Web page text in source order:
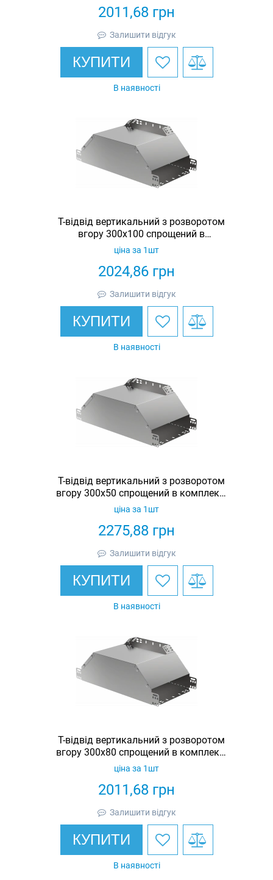
2011,68 грн
Залишити відгук
КУПИТИ
В наявності
Т-відвід вертикальний з розворотом
вгору 300х100 спрощений в
комплекті з кришкою IEK
2024,86 грн
ціна за 1шт
Залишити відгук
КУПИТИ
В наявності
Т-відвід вертикальний з розворотом
вгору 300х50 спрощений в комплекті
з кришкою IEK
2275,88 грн
ціна за 1шт
Залишити відгук
КУПИТИ
В наявності
Т-відвід вертикальний з розворотом
вгору 300х80 спрощений в комплекті
з кришкою IEK
2011,68 грн
ціна за 1шт
Залишити відгук
КУПИТИ
В наявності